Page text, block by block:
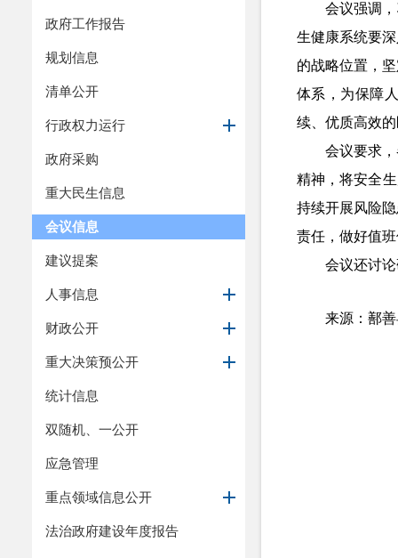
政府工作报告
规划信息
清单公开
行政权力运行
政府采购
重大民生信息
会议信息
建议提案
人事信息
财政公开
重大决策预公开
统计信息
双随机、一公开
应急管理
重点领域信息公开
法治政府建设年度报告
会议强调
生健康系统要
的战略位置，
体系，为保障
续、优质高效
会议要求
精神，将安全
持续开展风险
责任，做好值
会议还讨
来源：鄯